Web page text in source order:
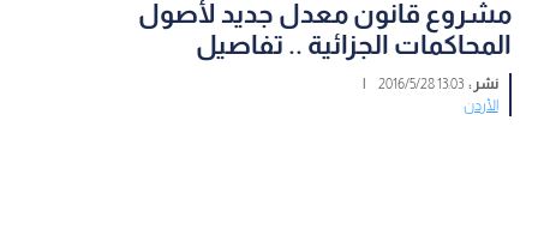
مشروع قانون معدل جديد لأصول
المحاكمات الجزائية .. تفاصيل
نشر :13:03 2016/5/28
|
الأردن